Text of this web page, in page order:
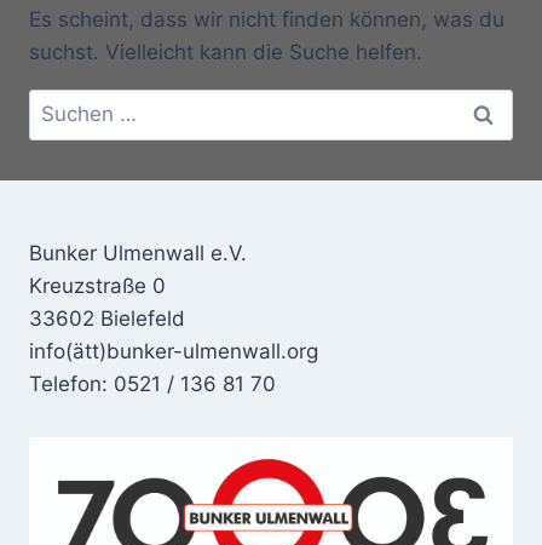
Es scheint, dass wir nicht finden können, was du
suchst. Vielleicht kann die Suche helfen.
Suchen
nach:
Bunker Ulmenwall e.V.
Kreuzstraße 0
33602 Bielefeld
info(ätt)bunker-ulmenwall.org
Telefon: 0521 / 136 81 70